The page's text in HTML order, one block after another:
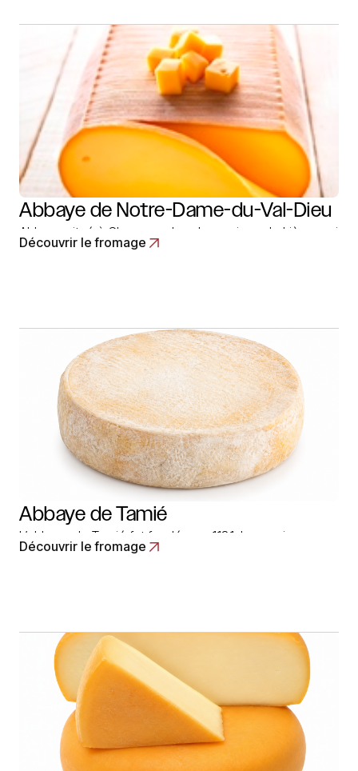
More
Abbaye de Notre-Dame-du-Val-Dieu
Abbaye situé à Charneux dans la province de Liège, qui
produit deux variétés de fromages au lait de vache: un
Read More
Découvrir le fromage
Abbaye de Tamié
L’abbaye de Tamié fut fondée en 1131. Les moines
Trappistes y fabriquent du fromage depuis sa création.
rapprochée… Read More
Découvrir le fromage